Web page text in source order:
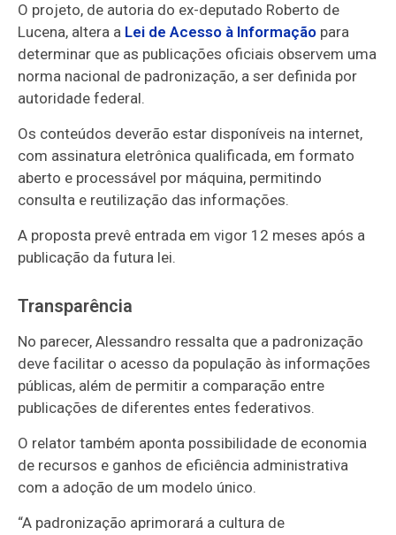
O projeto, de autoria do ex-deputado Roberto de
Lucena, altera a Lei de Acesso à Informação para
determinar que as publicações oficiais observem uma
norma nacional de padronização, a ser definida por
autoridade federal.
Os conteúdos deverão estar disponíveis na internet,
com assinatura eletrônica qualificada, em formato
aberto e processável por máquina, permitindo
consulta e reutilização das informações.
A proposta prevê entrada em vigor 12 meses após a
publicação da futura lei.
Transparência
No parecer, Alessandro ressalta que a padronização
deve facilitar o acesso da população às informações
públicas, além de permitir a comparação entre
publicações de diferentes entes federativos.
O relator também aponta possibilidade de economia
de recursos e ganhos de eficiência administrativa
com a adoção de um modelo único.
“A padronização aprimorará a cultura de